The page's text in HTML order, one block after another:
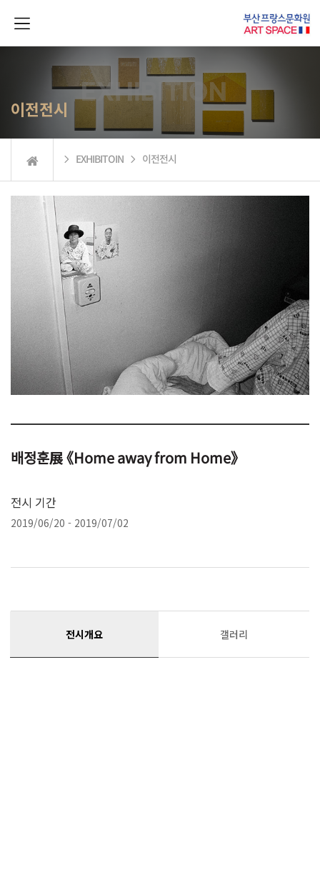
이전전시
 EXHIBITOIN  이전전시
배정훈展 《Home away from Home》
전시 기간
2019/06/20 - 2019/07/02
전시개요 갤러리